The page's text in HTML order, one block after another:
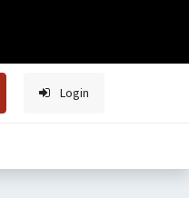
Login